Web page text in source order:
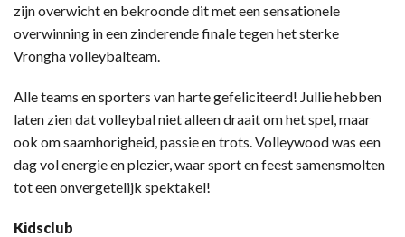
zijn overwicht en bekroonde dit met een sensationele
overwinning in een zinderende finale tegen het sterke
Vrongha volleybalteam.
Alle teams en sporters van harte gefeliciteerd! Jullie hebben
laten zien dat volleybal niet alleen draait om het spel, maar
ook om saamhorigheid, passie en trots. Volleywood was een
dag vol energie en plezier, waar sport en feest samensmolten
tot een onvergetelijk spektakel!
Kidsclub